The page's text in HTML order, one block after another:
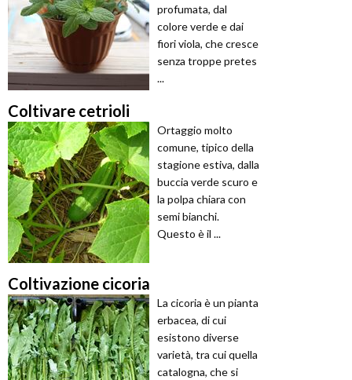
profumata, dal
colore verde e dai
fiori viola, che cresce
senza troppe pretes
...
Coltivare cetrioli
Ortaggio molto
comune, tipico della
stagione estiva, dalla
buccia verde scuro e
la polpa chiara con
semi bianchi.
Questo è il ...
Coltivazione cicoria
La cicoria è un pianta
erbacea, di cui
esistono diverse
varietà, tra cui quella
catalogna, che si